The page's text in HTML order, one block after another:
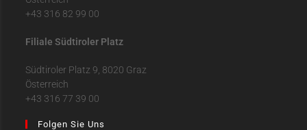
+43 316 82 99 00
Filiale Südtiroler Platz
Südtiroler Platz 9, 8020 Graz
Österreich
+43 316 77 39 00
Folgen Sie Uns